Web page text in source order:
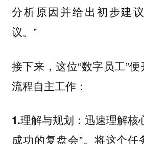
分析原因并给出初步建
议。”
接下来，这位“数字员工”
流程自主工作：
1.理解与规划： 迅速理解核
成功的复盘会”。将这个任